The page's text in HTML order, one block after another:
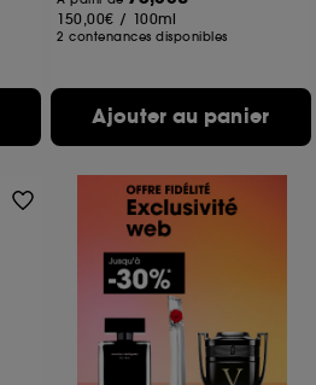
150,00€ / 100ml
2 contenances disponibles
Ajouter au panier